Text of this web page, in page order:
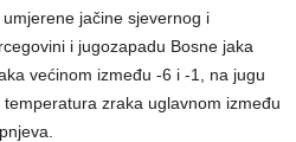
jačine sjevernog i
i jugozapadu Bosne jaka
većinom između -6 i -1, na jugu
zraka uglavnom između